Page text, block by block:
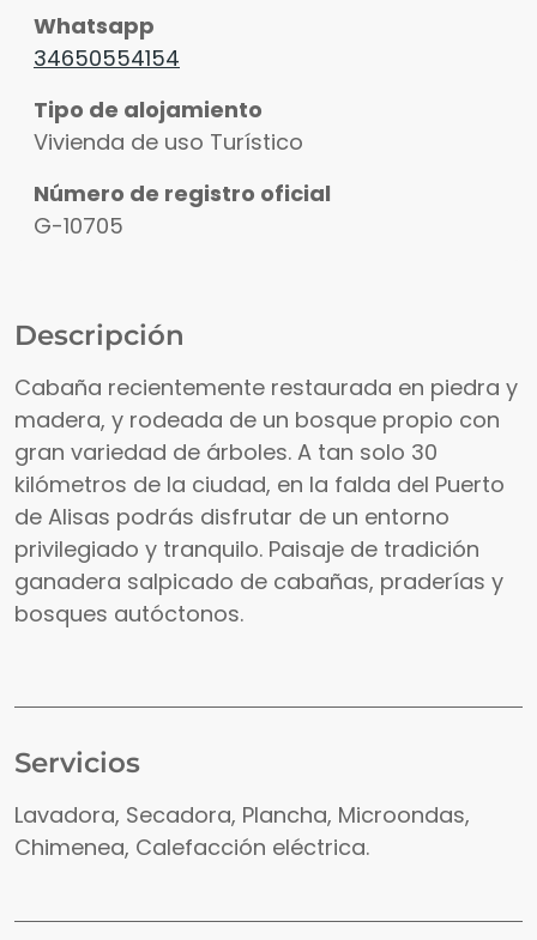
Whatsapp
34650554154
Tipo de alojamiento
Vivienda de uso Turístico
Número de registro oficial
G-10705
Descripción
Cabaña recientemente restaurada en piedra y
madera, y rodeada de un bosque propio con
gran variedad de árboles. A tan solo 30
kilómetros de la ciudad, en la falda del Puerto
de Alisas podrás disfrutar de un entorno
privilegiado y tranquilo. Paisaje de tradición
ganadera salpicado de cabañas, praderías y
bosques autóctonos.
Servicios
Lavadora, Secadora, Plancha, Microondas,
Chimenea, Calefacción eléctrica.